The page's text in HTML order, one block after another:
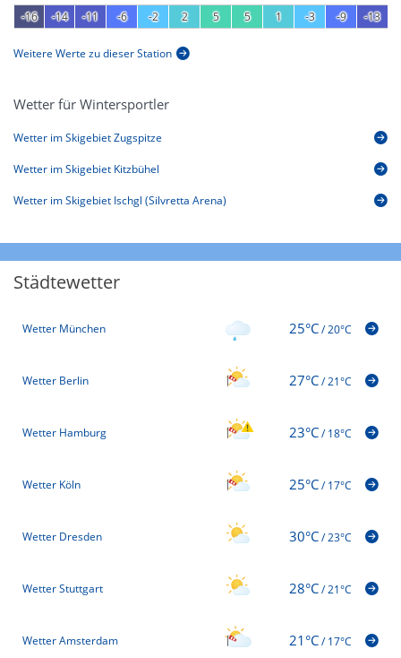
-16 -14 -11 -6 -2 2 5 5 1 -3 -9 -13
Weitere Werte zu dieser Station
Wetter für Wintersportler
Wetter im Skigebiet Zugspitze
Wetter im Skigebiet Kitzbühel
Wetter im Skigebiet Ischgl (Silvretta Arena)
Städtewetter
Wetter München 25°C/20°C
Wetter Berlin 27°C/21°C
Wetter Hamburg 23°C/18°C
Wetter Köln 25°C/17°C
Wetter Dresden 30°C/23°C
Wetter Stuttgart 28°C/21°C
Wetter Amsterdam 21°C/17°C